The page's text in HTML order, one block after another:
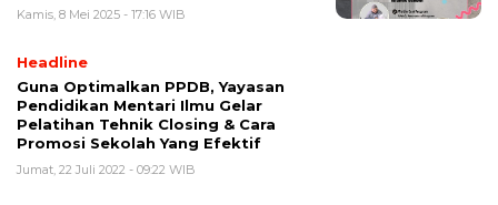
Kamis, 8 Mei 2025 - 17:16 WIB
Headline
Guna Optimalkan PPDB, Yayasan
Pendidikan Mentari Ilmu Gelar
Pelatihan Tehnik Closing & Cara
Promosi Sekolah Yang Efektif
Jumat, 22 Juli 2022 - 09:22 WIB